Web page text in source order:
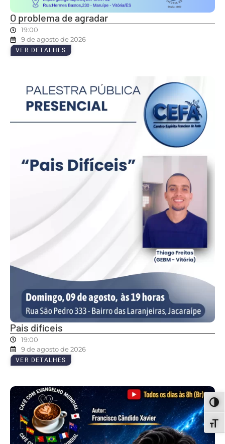
O problema de agradar
19:00
9 de agosto de 2026
VER DETALHES
Pais difíceis
19:00
9 de agosto de 2026
VER DETALHES